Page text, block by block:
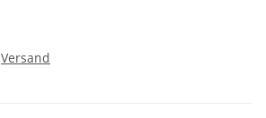
Versand